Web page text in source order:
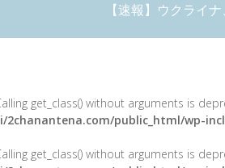
【速報】ウクライ
get_class() without arguments is
2chanantena.com/public_html/wp-
get_class() without arguments is